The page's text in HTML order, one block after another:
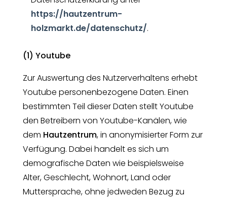
https://hautzentrum-
holzmarkt.de/datenschutz/.
(1) Youtube
Zur Auswertung des Nutzerverhaltens erhebt
Youtube personenbezogene Daten. Einen
bestimmten Teil dieser Daten stellt Youtube
den Betreibern von Youtube-Kanälen, wie
dem Hautzentrum, in anonymisierter Form zur
Verfügung. Dabei handelt es sich um
demografische Daten wie beispielsweise
Alter, Geschlecht, Wohnort, Land oder
Muttersprache, ohne jedweden Bezug zu